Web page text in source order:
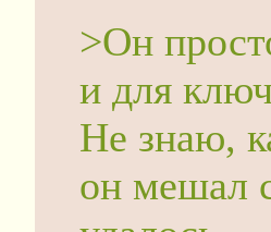
>Он
и для
Не знаю,
он мешал